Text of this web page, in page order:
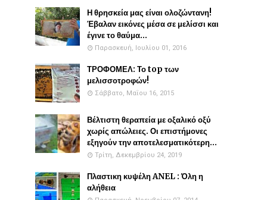
Η θρησκεία μας είναι ολοζώντανη!
Έβαλαν εικόνες μέσα σε μελίσσι και
έγινε το θαύμα...
Παρασκευή, Ιουλίου 01, 2016
ΤΡΟΦΟΜΕΛ: Το top των
μελισσοτροφών!
Σάββατο, Μαΐου 16, 2015
Βέλτιστη θεραπεία με οξαλικό οξύ
χωρίς απώλειες. Οι επιστήμονες
εξηγούν την αποτελεσματικότερη...
Τρίτη, Δεκεμβρίου 24, 2019
Πλαστικη κυψέλη ANEL : Όλη η
αλήθεια